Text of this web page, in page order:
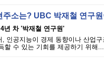
주소는? UBC 박재철 연구
년 차 '박재철 연구원'
인공지능이 경제 동향이나 산업
할 수 있는 기회를 제공하기 위해...